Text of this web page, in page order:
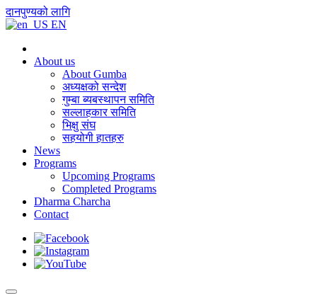
दानपुण्यको लागि
EN
About us
About Gumba
अध्यक्षको सन्देश
गुम्बा ब्यबस्थापन समिति
सल्लाहकार समिति
भिक्षु संघ
सहयोगी हातहरु
News
Programs
Upcoming Programs
Completed Programs
Dharma Charcha
Contact